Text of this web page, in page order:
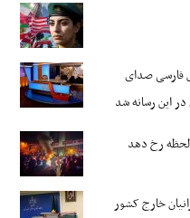
فارسی صدای
این رسانه شد
رخ دهد
خارج کشور